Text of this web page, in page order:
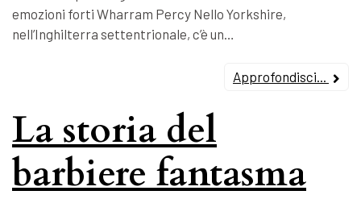
emozioni forti Wharram Percy Nello Yorkshire,
nell’Inghilterra settentrionale, c’è un…
Approfondisci...
La storia del
barbiere fantasma